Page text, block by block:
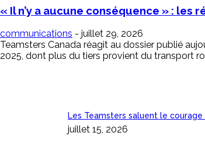
« Il n’y a aucune conséquence » : les
communications - juillet 29, 2026
Teamsters Canada réagit au dossier publié
2025, dont plus du tiers provient du transport
Les Teamsters saluent le courage
juillet 15, 2026